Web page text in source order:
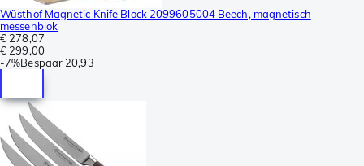
Wüsthof Magnetic Knife Block 2099605004 Beech, magnetisch
messenblok
€ 278,07
€ 299,00
-7%Bespaar 20,93